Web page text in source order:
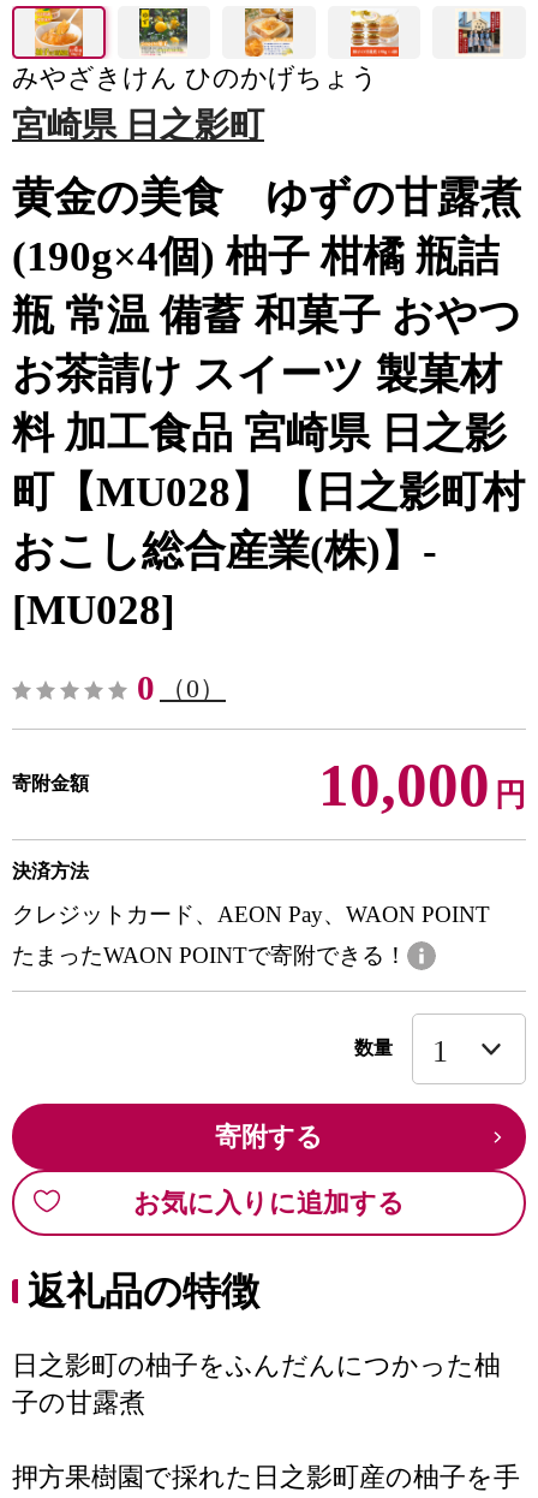
みやざきけん ひのかげちょう
宮崎県 日之影町
黄金の美食 ゆずの甘露煮
(190g×4個) 柚子 柑橘 瓶詰
瓶 常温 備蓄 和菓子 おやつ
お茶請け スイーツ 製菓材
料 加工食品 宮崎県 日之影
町【MU028】【日之影町村
おこし総合産業(株)】-
[MU028]
0 （0）
寄附金額 10,000 円
決済方法
クレジットカード、AEON Pay、WAON POINT
たまったWAON POINTで寄附できる！
数量
寄附する
お気に入りに追加する
返礼品の特徴
日之影町の柚子をふんだんにつかった柚
子の甘露煮
押方果樹園で採れた日之影町産の柚子を手